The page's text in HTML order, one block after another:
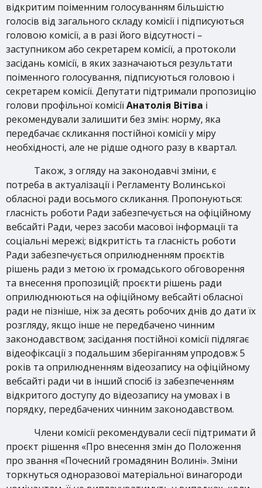
відкритим поіменним голосуванням більшістю
голосів від загального складу комісії і підписуються
головою комісії, а в разі його відсутності –
заступником або секретарем комісії, а протоколи
засідань комісії, в яких зазначаються результати
поіменного голосування, підписуються головою і
секретарем комісії. Депутати підтримали пропозицію
голови профільної комісіїАнатолія Вітіва і
рекомендували залишити без змін: норму, яка
передбачає скликання постійної комісії у міру
необхідності, але не рідше одного разу в квартал.
Також, з огляду на законодавчі зміни, є
потреба в актуалізації і Регламенту Волинської
обласної ради восьмого скликання. Пропонуються:
гласність роботи Ради забезпечується на офіційному
вебсайті Ради, через засоби масової інформації та
соціальні мережі; відкритість та гласність роботи
Ради забезпечується оприлюдненням проєктів
рішень ради з метою їх громадського обговорення
та внесення пропозицій; проєкти рішень ради
оприлюднюються на офіційному вебсайті обласної
ради не пізніше, ніж за десять робочих днів до дати їх
розгляду, якщо інше не передбачено чинним
законодавством; засідання постійної комісії підлягає
відеофіксації з подальшим зберіганням упродовж 5
років та оприлюдненням відеозапису на офіційному
вебсайті ради чи в інший спосіб із забезпеченням
відкритого доступу до відеозапису на умовах і в
порядку, передбачених чинним законодавством.
Члени комісії рекомендували сесії підтримати й
проєкт рішення «Про внесення змін до Положення
про звання «Почесний громадянин Волині». Зміни
торкнуться одноразової матеріальної винагороди